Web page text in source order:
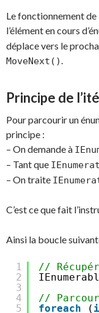
Le fonctionnement de
l’élément en cours
déplace vers le
MoveNext().
Principe de
Pour parcourir un
principe :
– On demande à
– Tant que
– On traite
C’est ce que fait
Ainsi la boucle
1
2
3
4
5
//
//
foreach
(